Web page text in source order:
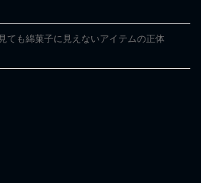
ても綿菓子に見えないアイテムの正体